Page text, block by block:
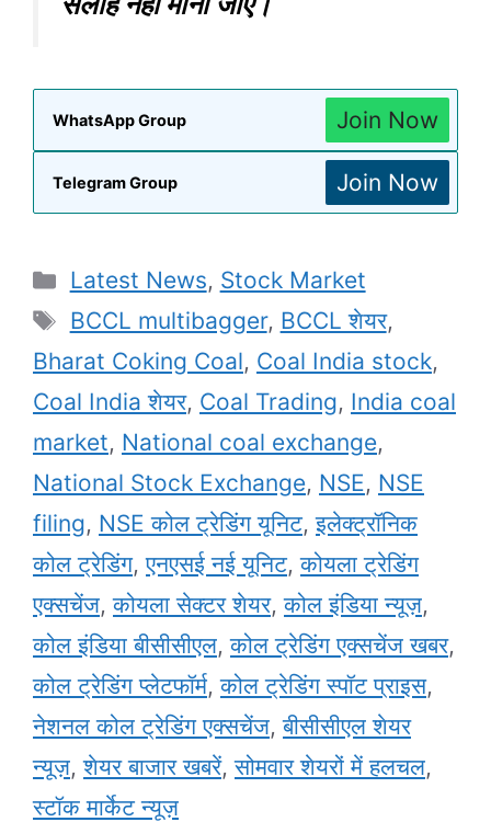
WhatsApp Group Join Now
Telegram Group Join Now
Categories
Latest News, Stock Market
Tags
BCCL multibagger, BCCL शेयर,
Bharat Coking Coal, Coal India stock,
Coal India शेयर, Coal Trading, India coal
market, National coal exchange,
National Stock Exchange, NSE, NSE
filing, NSE कोल ट्रेडिंग यूनिट,इलेक्ट्रॉनिक
कोल ट्रेडिंग,एनएसई नई यूनिट,कोयला ट्रेडिंग
एक्सचेंज,कोयला सेक्टर शेयर,कोल इंडिया न्यूज़,
कोल इंडिया बीसीसीएल,कोल ट्रेडिंग एक्सचेंज खबर,
कोल ट्रेडिंग प्लेटफॉर्म,कोल ट्रेडिंग स्पॉट प्राइस,
नेशनल कोल ट्रेडिंग एक्सचेंज,बीसीसीएल शेयर
न्यूज़,शेयर बाजार खबरें,सोमवार शेयरों में हलचल,
स्टॉक मार्केट न्यूज़